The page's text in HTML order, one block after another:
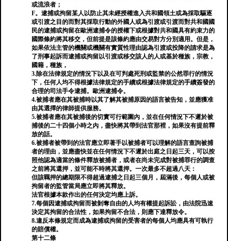
或流浪者；
F。逮捕或拘留某人以防止其未經授權進入共和國領土或為採取驅逐
或引渡之目的而對其採取行動的外國人或為引渡或引渡而對共和國國
民的逮捕或拘留在歐洲逮捕令的授權下或根據對共和國具有約束力的
國際條約將其移交，但前提是該條約應由交易對方分別適用。但是，
如果依法主管的機關或機關有實質性理由認為引渡或投降的請求是為
了刑事起訴而逮捕或拘留以引渡或移交該人的人或基於種族，宗教，
國籍，種族，
3.除在法律規定的情況下以及在可判處死刑或監禁的公然罪行的情況
下，任何人均不得根據法律規定的手續或根據法律規定的手續簽發的
合理的司法手令逮捕。歐洲逮捕令。
4.被捕者應在其被捕​​時以其了解其被捕原因的語言被告知，並應獲准
由其選擇的律師提供服務。
5.被捕者應在其被捕​​後的切實可行範圍內，並在任何情況下不遲於被
捕後的二十四個小時之內，盡快將其帶到法官那裡，如果沒有提前釋
放的話。
6.被捕者被帶到的法官應立即著手以被捕者可以理解的語言查詢被捕
者的理由，並應盡快並在任何情況下不遲於出庭之日起三天，可以按
照他認為適當的條件釋放被捕者，或者在尚未完成對被捕罪行的調查
之前將其還押，並可能不時將其還押。一次最多不超過八天：
但該羈押的總期限不得超過逮捕之日起三個月，屆滿後，每個人或被
拘留者的監管當局應立即將其釋放。
法官根據本款作出的任何決定均應上訴。
7.每個因逮捕或拘留而被剝奪自由的人均有權提起訴訟，由法院迅速
決定其拘留的合法性，如果拘留不合法，則應下達釋放令。
8.違反本條規定而成為逮捕或拘留的受害者的每個人均應具有可執行
的賠償權。
第十二條